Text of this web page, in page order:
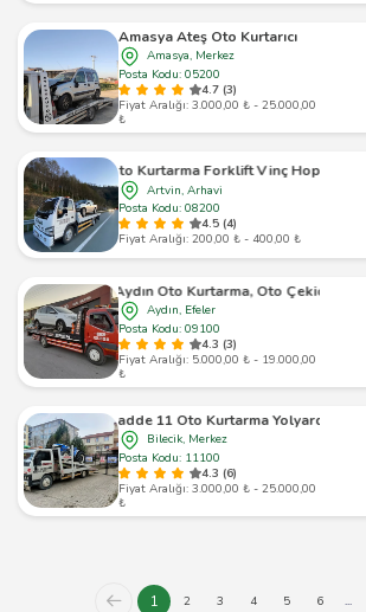
Amasya Ateş Oto Kurtarıcı
Amasya, Merkez
Posta Kodu: 05200
4.7 (3)
Fiyat Aralığı: 3.000,00 ₺ - 25.000,00
₺
Forklift Vinç Hopa Fındıklı Kemalpaşa Sarp
Artvin, Arhavi
Posta Kodu: 08200
4.5 (4)
Fiyat Aralığı: 200,00 ₺ - 400,00 ₺
Aydın Oto Kurtarma, Oto Çekici
Aydın, Efeler
Posta Kodu: 09100
4.3 (3)
Fiyat Aralığı: 5.000,00 ₺ - 19.000,00
₺
Cadde 11 Oto Kurtarma Yolyardım
Bilecik, Merkez
Posta Kodu: 11100
4.3 (6)
Fiyat Aralığı: 3.000,00 ₺ - 25.000,00
₺
1 2 3 4 5 6 ...